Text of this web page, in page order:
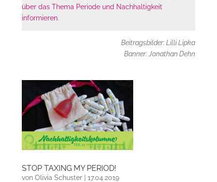
über das Thema Periode und Nachhaltigkeit
informieren.
Beitragsbilder: Lilli Lipka
Banner: Jonathan Dehn
STOP TAXING MY PERIOD!
von Olivia Schuster| 17.04.2019